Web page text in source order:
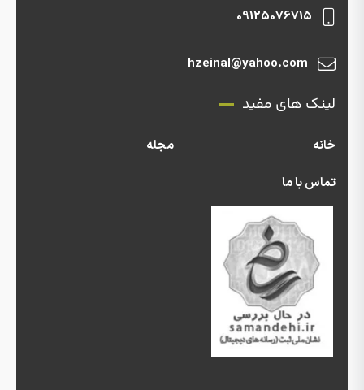
09125076715
hzeinal@yahoo.com
لینک های مفید
خانه
مجله
تماس با ما